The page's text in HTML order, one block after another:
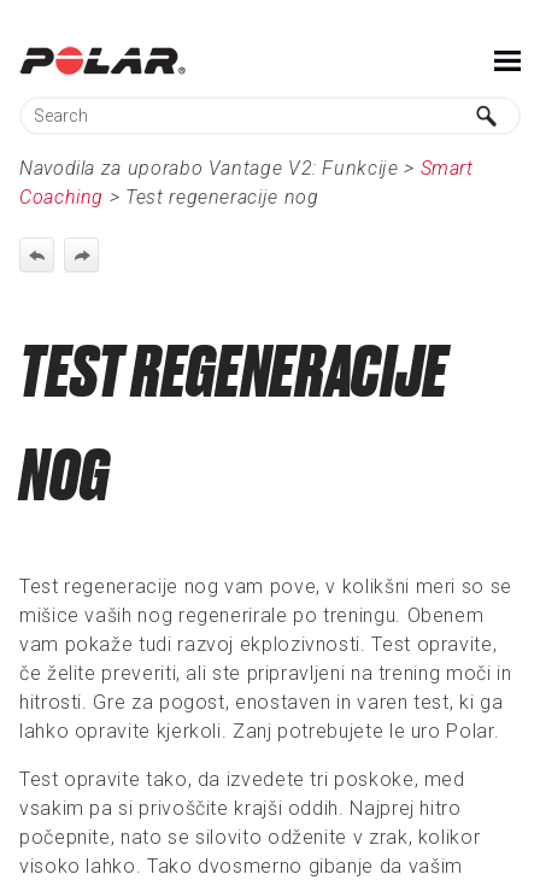
Skip To Main Content
Navodila za uporabo Vantage V2:Funkcije > Smart
Coaching > Test regeneracije nog
TEST REGENERACIJE
NOG
Test regeneracije nog vam pove, v kolikšni meri so se
mišice vaših nog regenerirale po treningu. Obenem
vam pokaže tudi razvoj ekplozivnosti. Test opravite,
če želite preveriti, ali ste pripravljeni na trening moči in
hitrosti. Gre za pogost, enostaven in varen test, ki ga
lahko opravite kjerkoli. Zanj potrebujete le uro Polar.
Test opravite tako, da izvedete tri poskoke, med
vsakim pa si privoščite krajši oddih. Najprej hitro
počepnite, nato se silovito odženite v zrak, kolikor
visoko lahko. Tako dvosmerno gibanje da vašim